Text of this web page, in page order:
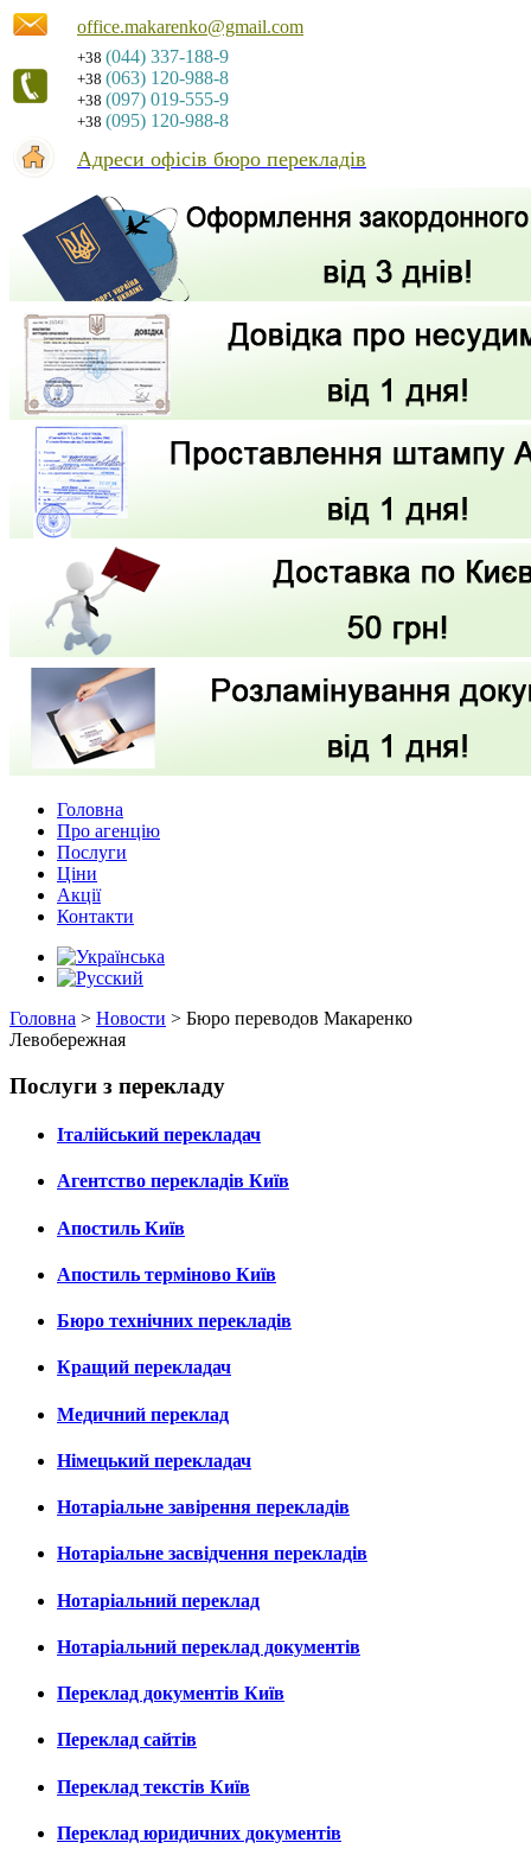
office.makarenko@gmail.com
+38 (044) 337-188-9
+38 (063) 120-988-8
+38 (097) 019-555-9
+38 (095) 120-988-8
Адреси офісів бюро перекладів
Головна
Про агенцію
Послуги
Ціни
Акції
Контакти
Головна > Новости > Бюро переводов Макаренко
Левобережная
Послуги з перекладу
Італійський перекладач
Агентство перекладів Київ
Апостиль Київ
Апостиль терміново Київ
Бюро технічних перекладів
Кращий перекладач
Медичний переклад
Німецький перекладач
Нотаріальне завірення перекладів
Нотаріальне засвідчення перекладів
Нотаріальний переклад
Нотаріальний переклад документів
Переклад документів Київ
Переклад сайтів
Переклад текстів Київ
Переклад юридичних документів